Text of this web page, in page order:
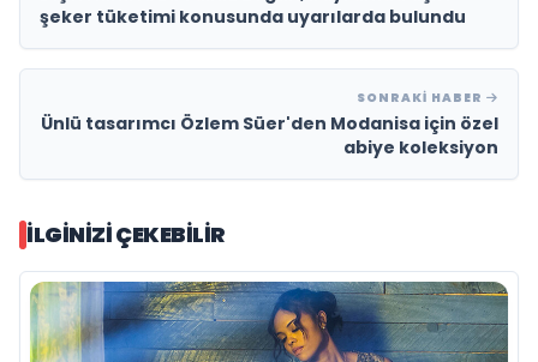
şeker tüketimi konusunda uyarılarda bulundu
SONRAKI HABER
Ünlü tasarımcı Özlem Süer'den Modanisa için özel
abiye koleksiyon
İLGINIZI ÇEKEBILIR